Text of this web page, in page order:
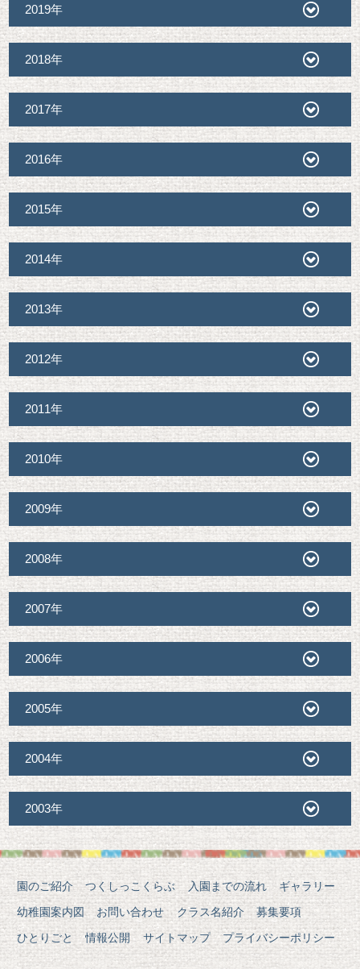
2019年
2018年
2017年
2016年
2015年
2014年
2013年
2012年
2011年
2010年
2009年
2008年
2007年
2006年
2005年
2004年
2003年
園のご紹介 つくしっこくらぶ 入園までの流れ
ギャラリー
幼稚園案内図
お問い合わせ クラス名紹介
募集要項
ひとりごと
情報公開 サイトマップ プライバシーポリシー